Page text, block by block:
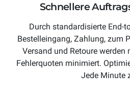
Schnellere
Durch standardisierte End-
Bestelleingang, Zahlung, zum
Versand und Retoure werden
Fehlerquoten minimiert.
Jede Minute